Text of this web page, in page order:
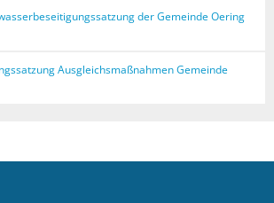
der Gemeinde Oering
Ausgleichsmaßnahmen Gemeinde